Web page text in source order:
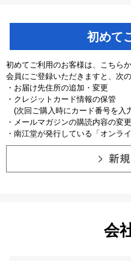
初めて
初めてご利用のお客様は、こちら
会員にご登録いただきますと、次
・お届け先住所の追加・変更
・クレジットカード情報の保管
(次回ご購入時にカード番号を入
・メールマガジンの購読内容の変更
・南江堂が発行している「オンラ
会